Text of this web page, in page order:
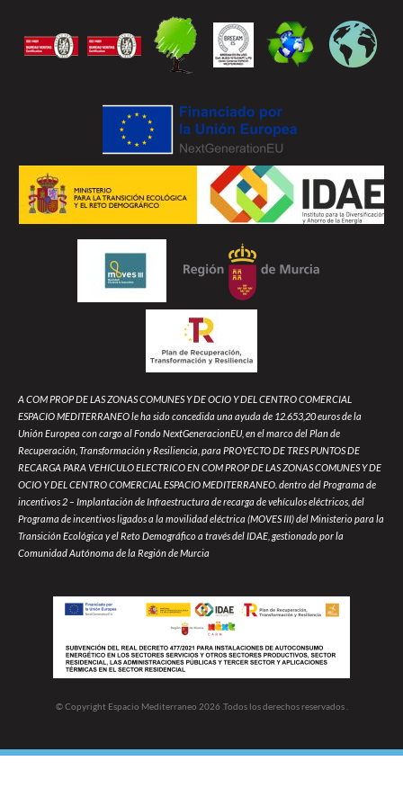
A COM PROP DE LAS ZONAS COMUNES Y DE OCIO Y DEL CENTRO COMERCIAL
ESPACIO MEDITERRANEO le ha sido concedida una ayuda de 12.653,20 euros de la
Unión Europea con cargo al Fondo NextGeneracionEU, en el marco del Plan de
Recuperación, Transformación y Resiliencia, para PROYECTO DE TRES PUNTOS DE
RECARGA PARA VEHICULO ELECTRICO EN COM PROP DE LAS ZONAS COMUNES Y DE
OCIO Y DEL CENTRO COMERCIAL ESPACIO MEDITERRANEO. dentro del Programa de
incentivos 2 – Implantación de Infraestructura de recarga de vehículos eléctricos, del
Programa de incentivos ligados a la movilidad eléctrica (MOVES III) del Ministerio para la
Transición Ecológica y el Reto Demográfico a través del IDAE, gestionado por la
Comunidad Autónoma de la Región de Murcia
© Copyright Espacio Mediterraneo 2026 .Todos los derechos reservados .